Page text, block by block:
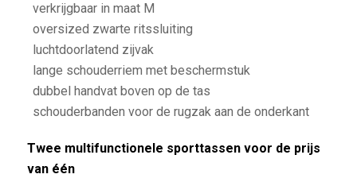
verkrijgbaar in maat M
oversized zwarte ritssluiting
luchtdoorlatend zijvak
lange schouderriem met beschermstuk
dubbel handvat boven op de tas
schouderbanden voor de rugzak aan de onderkant
Twee multifunctionele sporttassen voor de prijs
van één